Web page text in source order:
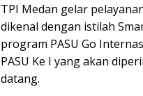
TPI Medan gelar
dikenal dengan istilah
program PASU Go
PASU Ke I yang akan
datang.